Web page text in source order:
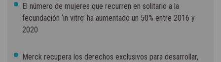
El número de mujeres que recurren en solitario a la
fecundación ‘in vitro’ ha aumentado un 50% entre 2016 y
2020
Merck recupera los derechos exclusivos para desarrollar,